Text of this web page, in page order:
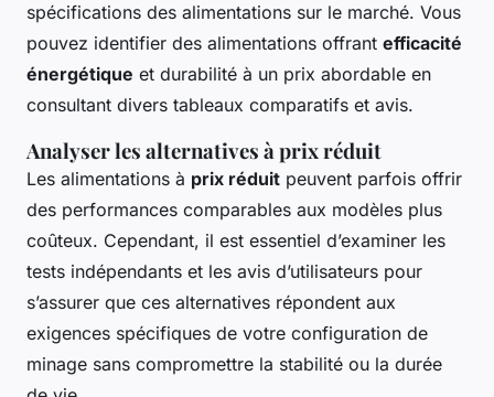
spécifications des alimentations sur le marché. Vous
pouvez identifier des alimentations offrant efficacité
énergétique et durabilité à un prix abordable en
consultant divers tableaux comparatifs et avis.
Analyser les alternatives à prix réduit
Les alimentations à prix réduit peuvent parfois offrir
des performances comparables aux modèles plus
coûteux. Cependant, il est essentiel d’examiner les
tests indépendants et les avis d’utilisateurs pour
s’assurer que ces alternatives répondent aux
exigences spécifiques de votre configuration de
minage sans compromettre la stabilité ou la durée